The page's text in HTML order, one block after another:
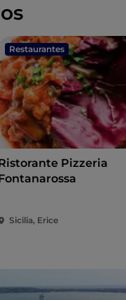
Restaurantes
Pizzeria
Sicilia, Erice